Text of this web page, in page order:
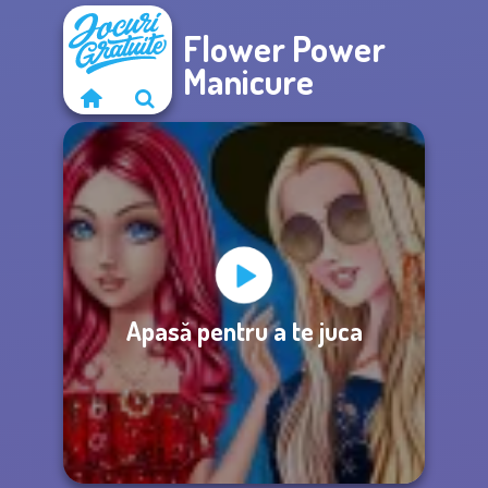
Flower Power
Manicure
Apasă pentru a te juca